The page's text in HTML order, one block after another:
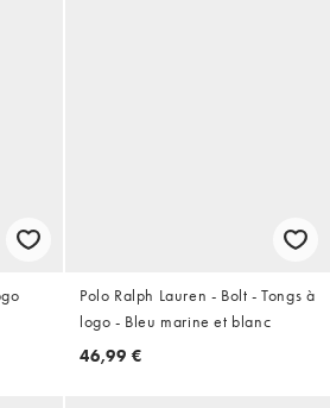
Polo Ralph Lauren - Bolt - Tongs à
logo - Bleu marine et blanc
46,99 €